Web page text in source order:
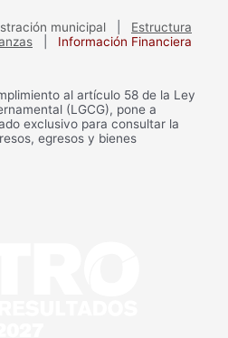
municipal
Estructura
Información Financiera
al artículo 58 de la Ley
(LGCG), pone a
exclusivo para consultar la
egresos y bienes